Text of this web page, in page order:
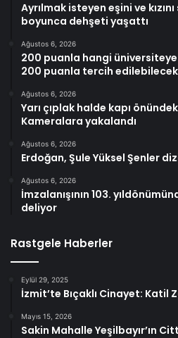
Ayrılmak isteyen eşini ve
boyunca dehşeti yaşattı
Ağustos 6, 2026
200 puanla hangi üniversiteye
200 puanla tercih
Ağustos 6, 2026
Yarı çıplak halde kapı
Kameralara yakalandı
Ağustos 6, 2026
Erdoğan, Şule Yüksel Şenler
Ağustos 6, 2026
İmzalanışının 103.
deliyor
Rastgele Haberler
Eylül 29, 2025
İzmit’te Bıçaklı Cinayet: Katil
Mayıs 15, 2026
Sakin Mahalle Yeşilbayır’ın